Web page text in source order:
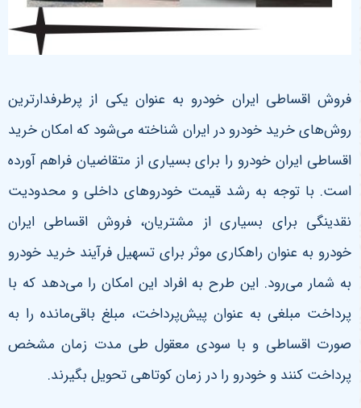
فروش اقساطی ایران خودرو به عنوان یکی از پرطرفدارترین
روش‌های خرید خودرو در ایران شناخته می‌شود که امکان خرید
اقساطی ایران خودرو را برای بسیاری از متقاضیان فراهم آورده
است. با توجه به رشد قیمت خودروهای داخلی و محدودیت
نقدینگی برای بسیاری از مشتریان، فروش اقساطی ایران
خودرو به عنوان راهکاری موثر برای تسهیل فرآیند خرید خودرو
به شمار می‌رود. این طرح به افراد این امکان را می‌دهد که با
پرداخت مبلغی به عنوان پیش‌پرداخت، مبلغ باقی‌مانده را به
صورت اقساطی و با سودی معقول طی مدت زمان مشخص
پرداخت کنند و خودرو را در زمان کوتاهی تحویل بگیرند.